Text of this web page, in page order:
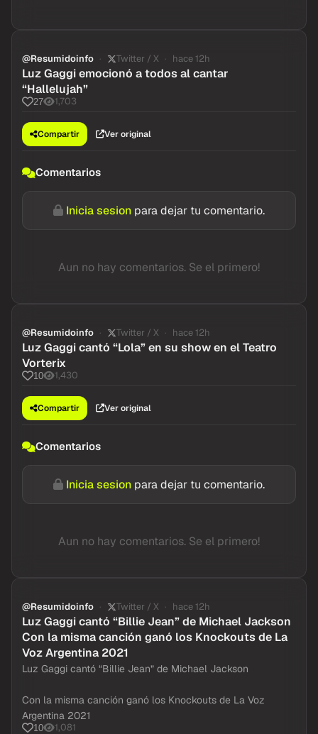
@Resumidoinfo Twitter / X hace 12h
Luz Gaggi emocionó a todos al cantar
“Hallelujah”
27 1,703
Compartir Ver original
Comentarios
Inicia sesion para dejar tu comentario.
Aun no hay comentarios. Se el primero!
@Resumidoinfo Twitter / X hace 12h
Luz Gaggi cantó “Lola” en su show en el Teatro
Vorterix
10 1,430
Compartir Ver original
Comentarios
Inicia sesion para dejar tu comentario.
Aun no hay comentarios. Se el primero!
@Resumidoinfo Twitter / X hace 12h
Luz Gaggi cantó “Billie Jean” de Michael Jackson
Con la misma canción ganó los Knockouts de La
Voz Argentina 2021
Luz Gaggi cantó “Billie Jean” de Michael Jackson
Con la misma canción ganó los Knockouts de La Voz
Argentina 2021
10 1,081